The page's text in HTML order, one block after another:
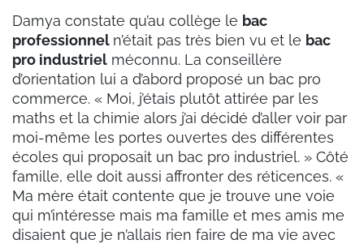
Damya constate qu’au collège le bac
professionnel n’était pas très bien vu et le bac
pro industriel méconnu. La conseillère
d’orientation lui a d’abord proposé un bac pro
commerce. « Moi, j’étais plutôt attirée par les
maths et la chimie alors j’ai décidé d’aller voir par
moi-même les portes ouvertes des différentes
écoles qui proposait un bac pro industriel. » Côté
famille, elle doit aussi affronter des réticences. «
Ma mère était contente que je trouve une voie
qui m’intéresse mais ma famille et mes amis me
disaient que je n’allais rien faire de ma vie avec